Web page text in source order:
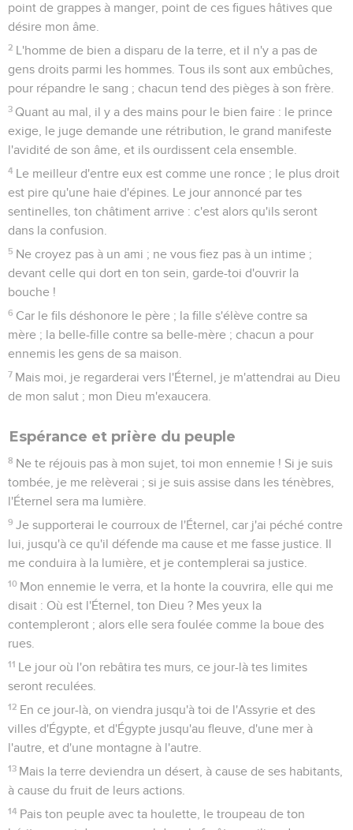
point de grappes à manger, point de ces figues hâtives que
désire mon âme.
2 L'homme de bien a disparu de la terre, et il n'y a pas de
gens droits parmi les hommes. Tous ils sont aux embûches,
pour répandre le sang ; chacun tend des pièges à son frère.
3 Quant au mal, il y a des mains pour le bien faire : le prince
exige, le juge demande une rétribution, le grand manifeste
l'avidité de son âme, et ils ourdissent cela ensemble.
4 Le meilleur d'entre eux est comme une ronce ; le plus droit
est pire qu'une haie d'épines. Le jour annoncé par tes
sentinelles, ton châtiment arrive : c'est alors qu'ils seront
dans la confusion.
5 Ne croyez pas à un ami ; ne vous fiez pas à un intime ;
devant celle qui dort en ton sein, garde-toi d'ouvrir la
bouche !
6 Car le fils déshonore le père ; la fille s'élève contre sa
mère ; la belle-fille contre sa belle-mère ; chacun a pour
ennemis les gens de sa maison.
7 Mais moi, je regarderai vers l'Éternel, je m'attendrai au Dieu
de mon salut ; mon Dieu m'exaucera.
Espérance et prière du peuple
8 Ne te réjouis pas à mon sujet, toi mon ennemie ! Si je suis
tombée, je me relèverai ; si je suis assise dans les ténèbres,
l'Éternel sera ma lumière.
9 Je supporterai le courroux de l'Éternel, car j'ai péché contre
lui, jusqu'à ce qu'il défende ma cause et me fasse justice. Il
me conduira à la lumière, et je contemplerai sa justice.
10 Mon ennemie le verra, et la honte la couvrira, elle qui me
disait : Où est l'Éternel, ton Dieu ? Mes yeux la
contempleront ; alors elle sera foulée comme la boue des
rues.
11 Le jour où l'on rebâtira tes murs, ce jour-là tes limites
seront reculées.
12 En ce jour-là, on viendra jusqu'à toi de l'Assyrie et des
villes d'Égypte, et d'Égypte jusqu'au fleuve, d'une mer à
l'autre, et d'une montagne à l'autre.
13 Mais la terre deviendra un désert, à cause de ses habitants,
à cause du fruit de leurs actions.
14 Pais ton peuple avec ta houlette, le troupeau de ton